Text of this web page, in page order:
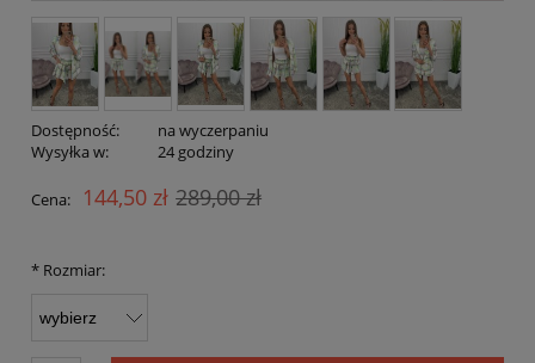
Dostępność:
na wyczerpaniu
Wysyłka w:
24 godziny
Cena: 144,50 zł 289,00 zł
* Rozmiar: